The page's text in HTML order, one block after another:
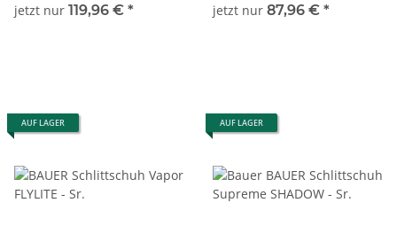
jetzt nur 119,96 € *
jetzt nur 87,96 € *
AUF LAGER AUF LAGER